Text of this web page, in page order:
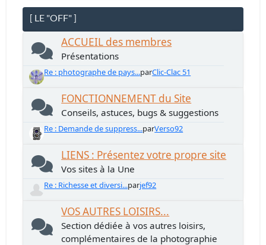
[ LE "OFF" ]
ACCUEIL des membres
Présentations
Re : photographe de pays...parClic-Clac 51
FONCTIONNEMENT du Site
Conseils, astuces, bugs & suggestions
Re : Demande de suppress...parVerso92
LIENS : Présentez votre propre site
Vos sites à la Une
Re : Richesse et diversi...parjef92
VOS AUTRES LOISIRS...
Section dédiée à vos autres loisirs,
complémentaires de la photographie